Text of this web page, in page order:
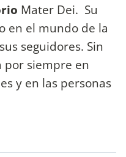
Mater Dei. Su
en el mundo de la
seguidores. Sin
por siempre en
y en las personas